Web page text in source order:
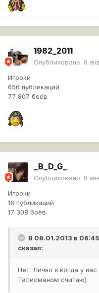
1982_2011
Опубликовано: 8
Игроки
656 публикаций
77 807 боёв
_B_D_G_
Опубликовано: 8
Игроки
16 публикаций
17 308 боёв
В 08.01.2013 в
сказал:
Нет. Лично я когда у
Талисманом считаю)